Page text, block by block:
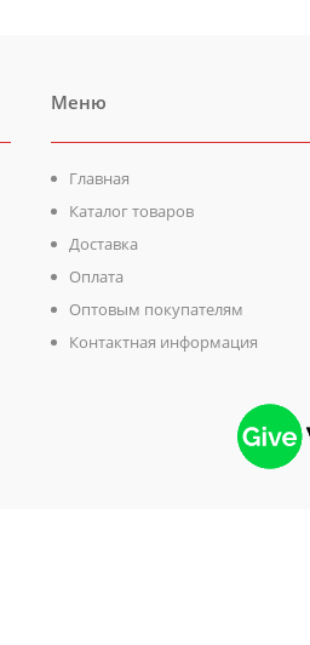
Меню
Главная
Каталог товаров
Доставка
Оплата
Оптовым покупателям
Контактная информация